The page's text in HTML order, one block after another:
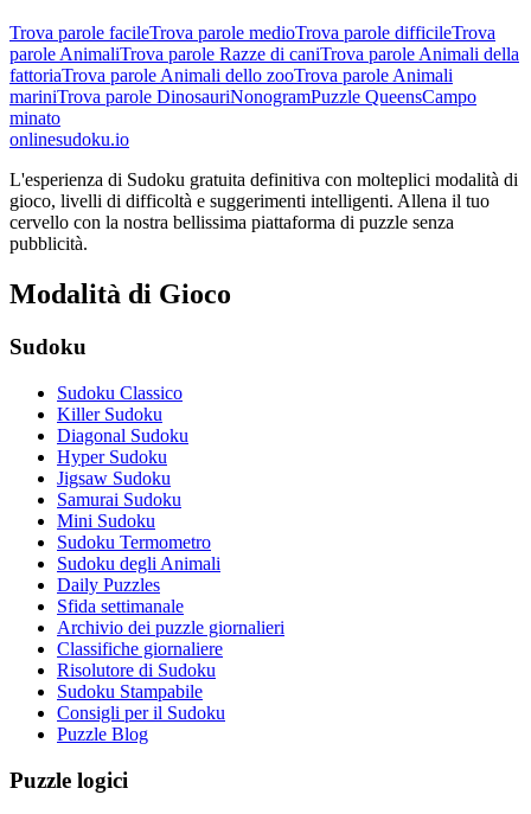
Trova parole facileTrova parole medioTrova parole difficileTrova
parole AnimaliTrova parole Razze di caniTrova parole Animali della
fattoriaTrova parole Animali dello zooTrova parole Animali
mariniTrova parole DinosauriNonogramPuzzle QueensCampo
minato
onlinesudoku.io
L'esperienza di Sudoku gratuita definitiva con molteplici modalità di
gioco, livelli di difficoltà e suggerimenti intelligenti. Allena il tuo
cervello con la nostra bellissima piattaforma di puzzle senza
pubblicità.
Modalità di Gioco
Sudoku
Sudoku Classico
Killer Sudoku
Diagonal Sudoku
Hyper Sudoku
Jigsaw Sudoku
Samurai Sudoku
Mini Sudoku
Sudoku Termometro
Sudoku degli Animali
Daily Puzzles
Sfida settimanale
Archivio dei puzzle giornalieri
Classifiche giornaliere
Risolutore di Sudoku
Sudoku Stampabile
Consigli per il Sudoku
Puzzle Blog
Puzzle logici